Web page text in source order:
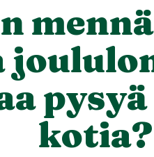
kotia?